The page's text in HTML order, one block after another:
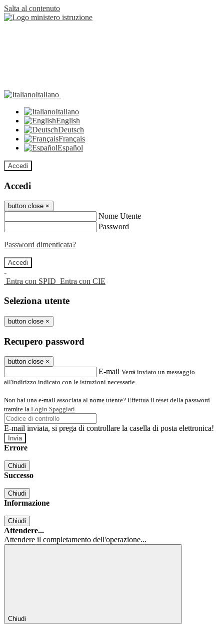
Salta al contenuto
Italiano
Italiano
English
Deutsch
Français
Español
Accedi
Accedi
button close ×
Nome Utente
Password
Password dimenticata?
-
Entra con SPID Entra con CIE
Seleziona utente
button close ×
Recupero password
button close ×
E-mail Verrà inviato un messaggio
all'indirizzo indicato con le istruzioni necessarie.
Non hai una e-mail associata al nome utente? Effettua il reset della password
tramite la Login Spaggiari
E-mail inviata, si prega di controllare la casella di posta elettronica!
Errore
Chiudi
Successo
Chiudi
Informazione
Chiudi
Attendere...
Attendere il completamento dell'operazione...
Chiudi